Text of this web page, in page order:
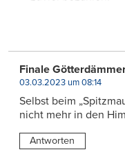
Finale
03.03.2023 um 08:14
Selbst beim
nicht mehr in den
Antworten